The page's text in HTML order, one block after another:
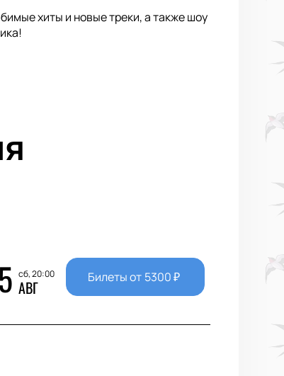
хиты и новые треки, а также шоу
сб, 20:00
АВГ Билеты от 5300₽